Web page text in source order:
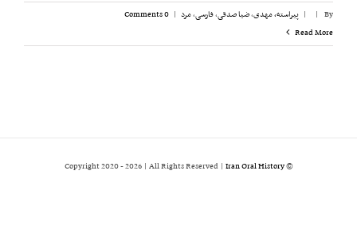
By
|
| پیراسته، مهدی,ضیا صدقی,فارسی,مرد |
0 Comments
Read More
© Copyright 2020 -
2026 | All Rights Reserved | Iran Oral History